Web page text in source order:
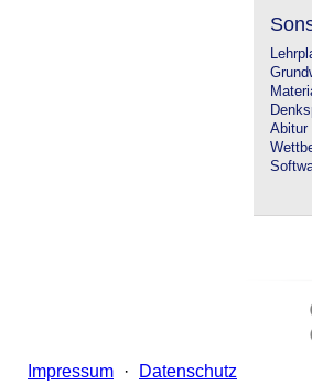
Abitur
Impressum · Datenschutz